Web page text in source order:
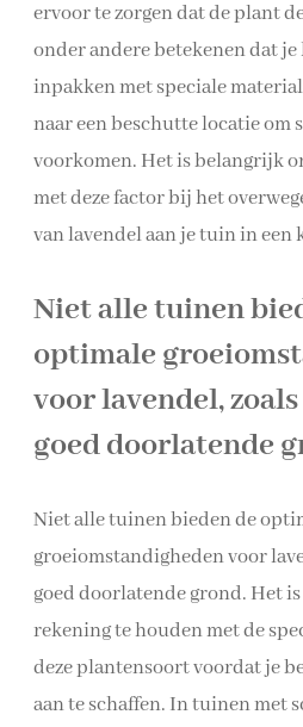
ervoor te zorgen dat de plant
onder andere betekenen dat
inpakken met speciale
naar een beschutte locatie om
voorkomen. Het is belangrijk
met deze factor bij het
van lavendel aan je tuin in een
Niet alle tuinen
optimale
voor lavendel,
goed doorlatende
Niet alle tuinen bieden de
groeiomstandigheden voor
goed doorlatende grond. Het
rekening te houden met de
deze plantensoort voordat je
aan te schaffen. In tuinen met